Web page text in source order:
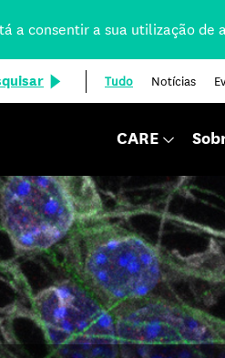
a consentir a sua utilização de
Tudo Notícias
CARE